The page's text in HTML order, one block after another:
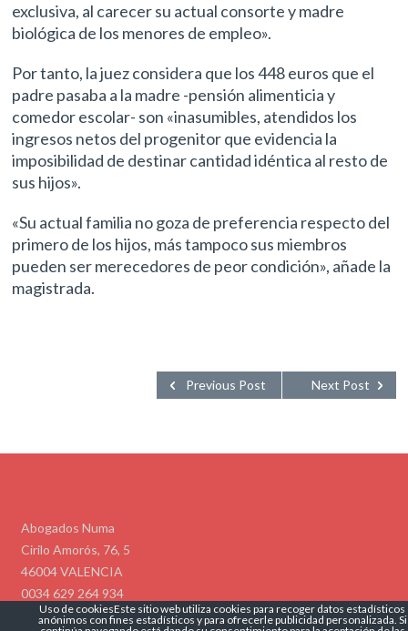
exclusiva, al carecer su actual consorte y madre
biológica de los menores de empleo».
Por tanto, la juez considera que los 448 euros que el
padre pasaba a la madre -pensión alimenticia y
comedor escolar- son «inasumibles, atendidos los
ingresos netos del progenitor que evidencia la
imposibilidad de destinar cantidad idéntica al resto de
sus hijos».
«Su actual familia no goza de preferencia respecto del
primero de los hijos, más tampoco sus miembros
pueden ser merecedores de peor condición», añade la
magistrada.
Next Post
Previous Post
Abogados Numa
Cirilo Amorós, 76, 5
46004 VALENCIA
0034 629 264 934
info@abogadosnuma.es
Politíca de Privacidad
Politíca de Cookies
Uso de cookiesEste sitio web utiliza cookies para recoger datos estadísticos
anónimos con fines estadísticos y para ofrecerle publicidad personalizada. Si